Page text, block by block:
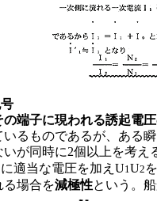
端子に現われる誘起電
るものであるが、ある
が同時に2個以上を考
に適当な電圧を加えU1U2
る場合を減極性という。